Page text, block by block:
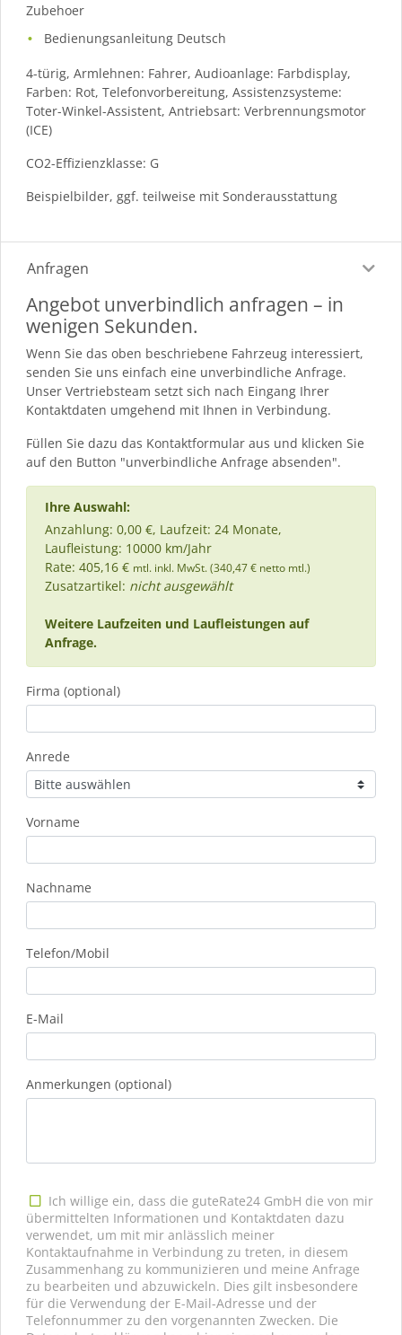
Zubehoer
Bedienungsanleitung Deutsch
4-türig, Armlehnen: Fahrer, Audioanlage: Farbdisplay,
Farben: Rot, Telefonvorbereitung, Assistenzsysteme:
Toter-Winkel-Assistent, Antriebsart: Verbrennungsmotor
(ICE)
CO2-Effizienzklasse: G
Beispielbilder, ggf. teilweise mit Sonderausstattung
Anfragen
Angebot unverbindlich anfragen – in
wenigen Sekunden.
Wenn Sie das oben beschriebene Fahrzeug interessiert,
senden Sie uns einfach eine unverbindliche Anfrage.
Unser Vertriebsteam setzt sich nach Eingang Ihrer
Kontaktdaten umgehend mit Ihnen in Verbindung.
Füllen Sie dazu das Kontaktformular aus und klicken Sie
auf den Button "unverbindliche Anfrage absenden".
Ihre Auswahl:
Anzahlung: 0,00 €, Laufzeit: 24 Monate,
Laufleistung: 10000 km/Jahr
Rate: 405,16 € mtl. inkl. MwSt. (340,47 € netto mtl.)
Zusatzartikel: nicht ausgewählt
Weitere Laufzeiten und Laufleistungen auf
Anfrage.
Firma (optional)
Anrede
Vorname
Nachname
Telefon/Mobil
E-Mail
Anmerkungen (optional)
Ich willige ein, dass die guteRate24 GmbH die von mir
übermittelten Informationen und Kontaktdaten dazu
verwendet, um mit mir anlässlich meiner
Kontaktaufnahme in Verbindung zu treten, in diesem
Zusammenhang zu kommunizieren und meine Anfrage
zu bearbeiten und abzuwickeln. Dies gilt insbesondere
für die Verwendung der E-Mail-Adresse und der
Telefonnummer zu den vorgenannten Zwecken. Die